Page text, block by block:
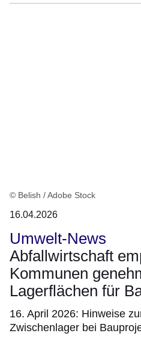
© Belish / Adobe Stock
16.04.2026
Umwelt-News
Abfallwirtschaft
Kommunen
Lagerflächen für
16. April 2026: Hinweise
Zwischenlager bei